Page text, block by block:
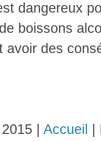
dangereux
boissons
avoir des
| Accueil